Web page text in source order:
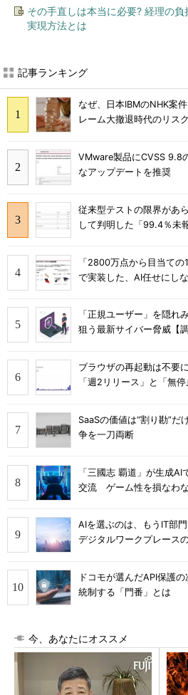
その手直しは本当に必要? 経理の
実現方法とは
記事ランキング
なぜ、日本IBMのNHK案
レーム大撤退時代のリス
VMware製品にCVSS
なアップデートを推奨
従来型テストの限界があ
して判明した「99.4％未
「2800万点から目当て
で実装した、AI任せにし
「正規ユーザー」を隠
狙う最新サイバー脅威【調
ブラウザの再起動は不要
「週2リリース」と「無停
SaaSの価値は“割り勘”
争を一刀両断
「三國志 覇道」が生成
交流 ゲーム性を損なわ
AIを選ぶのは、もうIT部
デジタルワークプレース
ドコモが選んだAPI保護
統制する「門番」とは
今、あなたにオススメ